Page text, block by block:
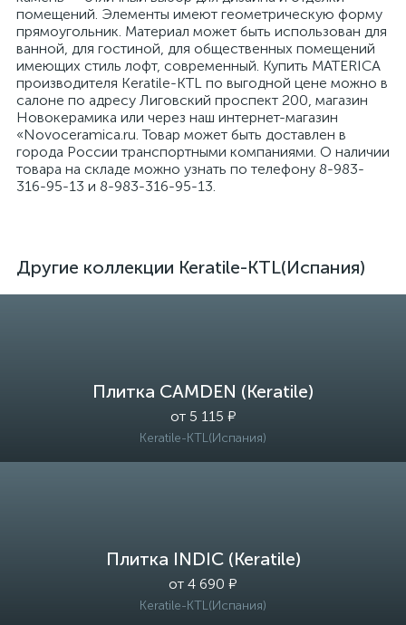
помещений. Элементы имеют геометрическую форму
прямоугольник. Материал может быть использован для
ванной, для гостиной, для общественных помещений
имеющих стиль лофт, современный. Купить MATERICA
производителя Keratile-KTL по выгодной цене можно в
салоне по адресу Лиговский проспект 200, магазин
Новокерамика или через наш интернет-магазин
«Novoceramica.ru. Товар может быть доставлен в
города России транспортными компаниями. О наличии
товара на складе можно узнать по телефону 8-983-
316-95-13 и 8-983-316-95-13.
Другие коллекции Keratile-KTL(Испания)
Плитка CAMDEN (Keratile)
от 5 115 ₽
Keratile-KTL(Испания)
Плитка INDIC (Keratile)
от 4 690 ₽
Keratile-KTL(Испания)